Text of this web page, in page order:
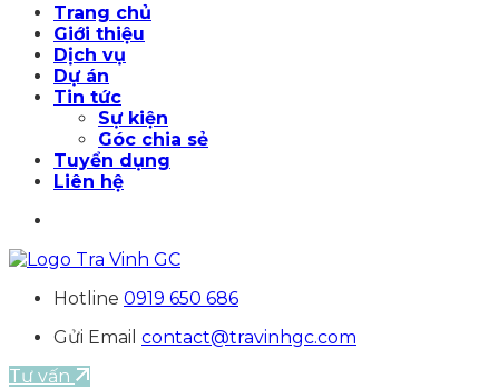
Trang chủ
Giới thiệu
Dịch vụ
Dự án
Tin tức
Sự kiện
Góc chia sẻ
Tuyển dụng
Liên hệ
Hotline 0919 650 686
Gửi Email contact@travinhgc.com
Tư vấn